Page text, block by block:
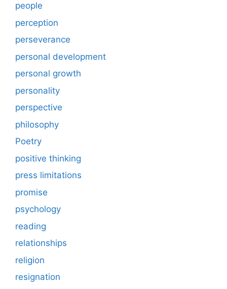
people
perception
perseverance
personal development
personal growth
personality
perspective
philosophy
Poetry
positive thinking
press limitations
promise
psychology
reading
relationships
religion
resignation